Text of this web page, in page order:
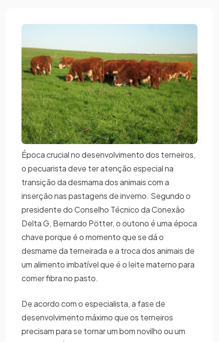
Época crucial no desenvolvimento dos terneiros,
o pecuarista deve ter atenção especial na
transição da desmama dos animais com a
inserção nas pastagens de inverno. Segundo o
presidente do Conselho Técnico da Conexão
Delta G, Bernardo Pötter, o outono é uma época
chave porque é o momento que se dá o
desmame da terneirada e a troca dos animais de
um alimento imbatível que é o leite materno para
comer fibra no pasto.
De acordo com o especialista, a fase de
desenvolvimento máximo que os terneiros
precisam para se tornar um bom novilho ou um